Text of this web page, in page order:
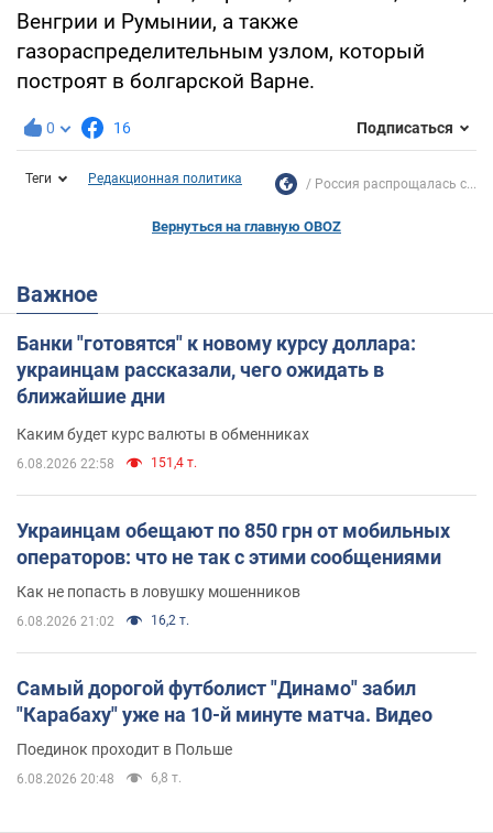
Венгрии и Румынии, а также
газораспределительным узлом, который
построят в болгарской Варне.
0 16 Подписаться
Теги Редакционная политика Россия распрощалась с...
Вернуться на главную OBOZ
Важное
Банки "готовятся" к новому курсу доллара:
украинцам рассказали, чего ожидать в
ближайшие дни
Каким будет курс валюты в обменниках
6.08.2026 22:58 151,4 т.
Украинцам обещают по 850 грн от мобильных
операторов: что не так с этими сообщениями
Как не попасть в ловушку мошенников
6.08.2026 21:02 16,2 т.
Самый дорогой футболист "Динамо" забил
"Карабаху" уже на 10-й минуте матча. Видео
Поединок проходит в Польше
6.08.2026 20:48 6,8 т.